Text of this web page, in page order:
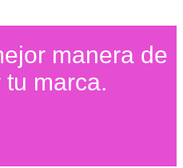
manera de
marca.